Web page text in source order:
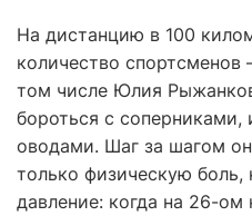
На дистанцию в 100
количество
том числе Юлия
бороться с
оводами. Шаг за шагом
только физическую боль,
давление: когда на 26-